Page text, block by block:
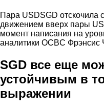
Пара USDSGD отскочила
движением вверх пары
момент написания на
аналитики OCBC Фрэнсис
SGD все еще
устойчивым в
выражении